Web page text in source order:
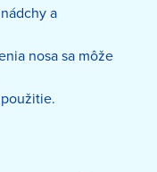
a
nosa sa môže